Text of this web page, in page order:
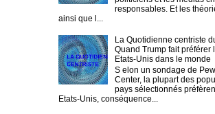
responsables. Et les
ainsi que l...
La Quotidienne centriste
Quand Trump fait préférer
Etats-Unis dans le monde
S elon un sondage de
Center, la plupart des
pays sélectionnés
Etats-Unis, conséquence...